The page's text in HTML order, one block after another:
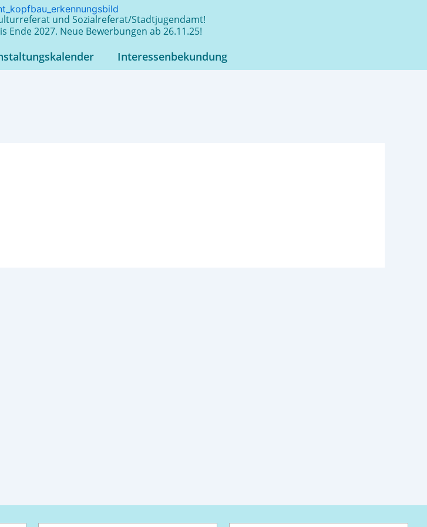
und Sozialreferat/Stadtjugendamt!
Ende 2027. Neue Bewerbungen ab 26.11.25!
Interessenbekundung